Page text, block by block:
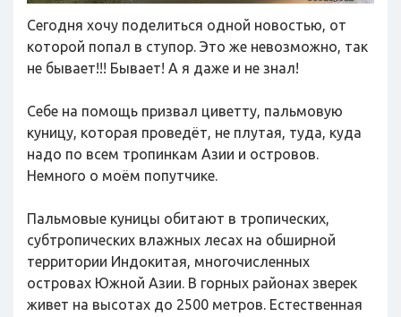
Сегодня хочу поделиться одной новостью, от
которой попал в ступор. Это же невозможно, так
не бывает!!! Бывает! А я даже и не знал!
Себе на помощь призвал циветту, пальмовую
куницу, которая проведёт, не плутая, туда, куда
надо по всем тропинкам Азии и островов.
Немного о моём попутчике.
Пальмовые куницы обитают в тропических,
субтропических влажных лесах на обширной
территории Индокитая, многочисленных
островах Южной Азии. В горных районах зверек
живет на высотах до 2500 метров. Естественная